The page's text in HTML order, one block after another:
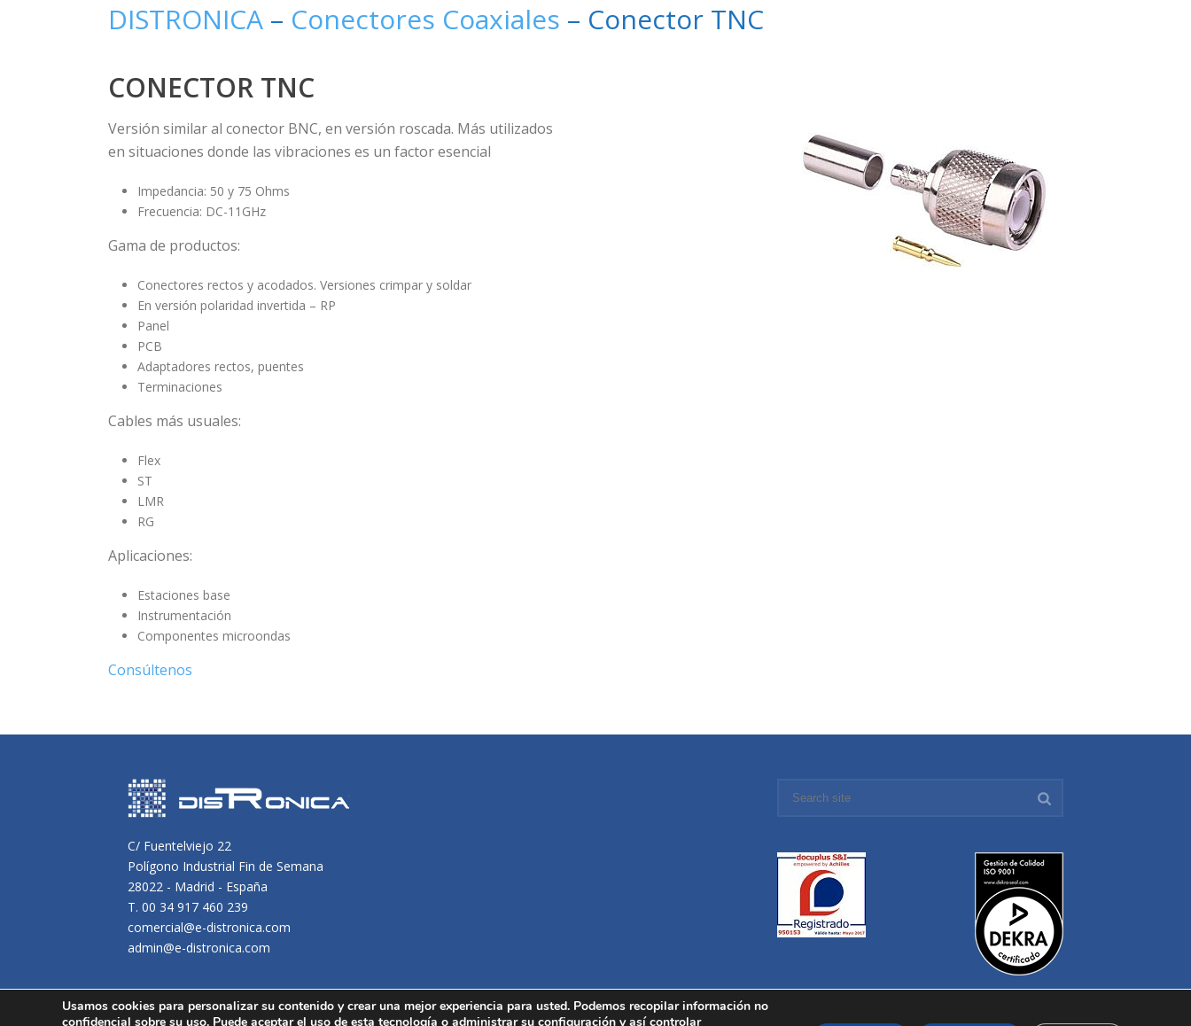
DISTRONICA – Conectores Coaxiales – Conector TNC
CONECTOR TNC
Versión similar al conector BNC, en versión roscada. Más utilizados
en situaciones donde las vibraciones es un factor esencial
Impedancia: 50 y 75 Ohms
Frecuencia: DC-11GHz
Gama de productos:
Conectores rectos y acodados. Versiones crimpar y soldar
En versión polaridad invertida – RP
Panel
PCB
Adaptadores rectos, puentes
Terminaciones
Cables más usuales:
Flex
ST
LMR
RG
Aplicaciones:
Estaciones base
Instrumentación
Componentes microondas
Consúltenos
C/ Fuentelviejo 22
Polígono Industrial Fin de Semana
28022 - Madrid - España
T. 00 34 917 460 239
comercial@e-distronica.com
admin@e-distronica.com
Usamos cookies para personalizar su contenido y crear una mejor experiencia para usted. Podemos recopilar información no
confidencial sobre su uso. Puede aceptar el uso de esta tecnología o administrar su configuración y así controlar